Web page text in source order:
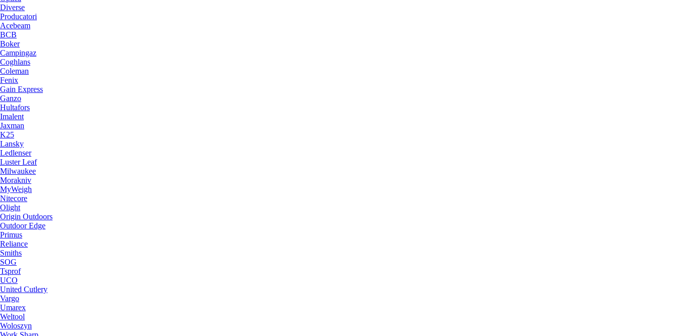
Diverse
Producatori
Acebeam
BCB
Boker
Campingaz
Coghlans
Coleman
Fenix
Gain Express
Ganzo
Hultafors
Imalent
Jaxman
K25
Lansky
Ledlenser
Luster Leaf
Milwaukee
Morakniv
MyWeigh
Nitecore
Olight
Origin Outdoors
Outdoor Edge
Primus
Reliance
Smiths
SOG
Tsprof
UCO
United Cutlery
Vargo
Umarex
Weltool
Woloszyn